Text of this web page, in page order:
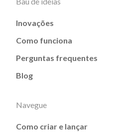
Inovações
Como funciona
Perguntas frequentes
Blog
Navegue
Como criar e lançar